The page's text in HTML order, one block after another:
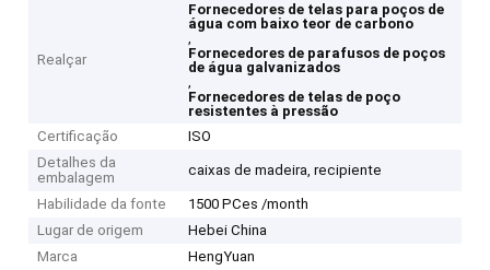
Realçar
Fornecedores de telas para poços de
água com baixo teor de carbono
,
Fornecedores de parafusos de poços
de água galvanizados
,
Fornecedores de telas de poço
resistentes à pressão
Certificação
ISO
Detalhes da
embalagem
caixas de madeira, recipiente
Habilidade da fonte
1500 PCes /month
Lugar de origem
Hebei China
Marca
HengYuan